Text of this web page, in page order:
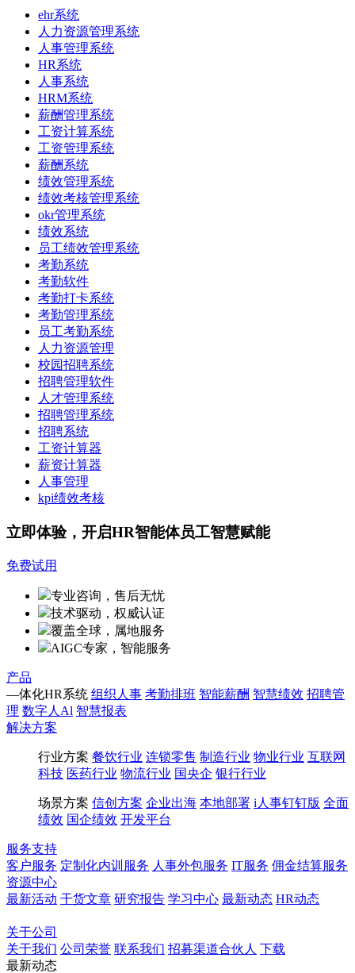
ehr系统
人力资源管理系统
人事管理系统
HR系统
人事系统​
HRM系统
薪酬管理系统
工资计算系统
工资管理系统
薪酬系统
绩效管理系统
绩效考核管理系统
okr管理系统
绩效系统
员工绩效管理系统
考勤系统
考勤软件
考勤打卡系统
考勤管理系统
员工考勤系统
人力资源管理
校园招聘系统
招聘管理软件
人才管理系统
招聘管理系统
招聘系统
工资计算器
薪资计算器
人事管理
kpi绩效考核
立即体验，开启HR智能体员工智慧赋能
免费试用
专业咨询，售后无忧
技术驱动，权威认证
覆盖全球，属地服务
AIGC专家，智能服务
产品
—体化HR系统 组织人事 考勤排班 智能薪酬 智慧绩效 招聘管
理 数字人Al 智慧报表
解决方案
行业方案 餐饮行业 连锁零售 制造行业 物业行业 互联网
科技 医药行业 物流行业 国央企 银行行业
场景方案 信创方案 企业出海 本地部署 i人事钉钉版 全面
绩效 国企绩效 开发平台
服务支持
客户服务 定制化内训服务 人事外包服务 IT服务 佣金结算服务
资源中心
最新活动 干货文章 研究报告 学习中心 最新动态 HR动态
关于公司
关于我们 公司荣誉 联系我们 招募渠道合伙人 下载
最新动态